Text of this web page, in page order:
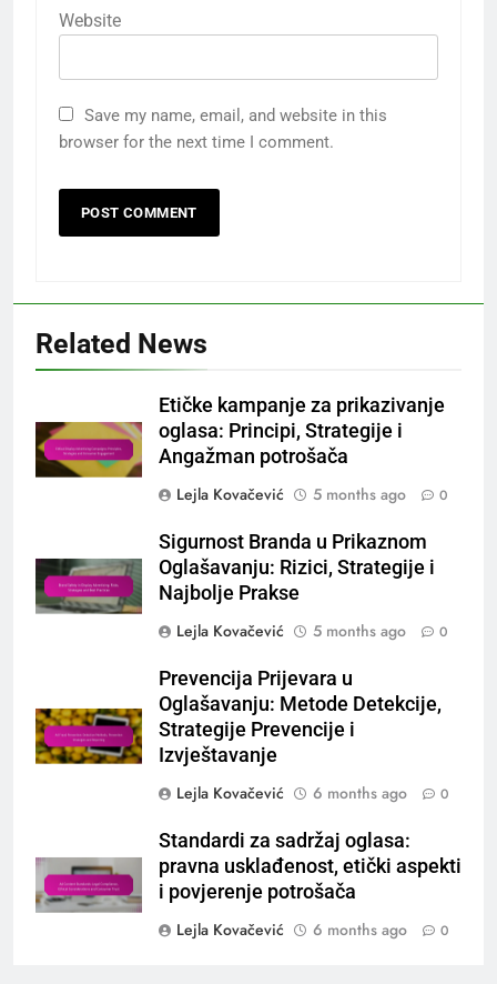
Website
Save my name, email, and website in this
browser for the next time I comment.
Related News
Etičke kampanje za prikazivanje
oglasa: Principi, Strategije i
Angažman potrošača
Lejla Kovačević
5 months ago 0
Sigurnost Branda u Prikaznom
Oglašavanju: Rizici, Strategije i
Najbolje Prakse
Lejla Kovačević
5 months ago 0
Prevencija Prijevara u
Oglašavanju: Metode Detekcije,
Strategije Prevencije i
Izvještavanje
Lejla Kovačević
6 months ago 0
Standardi za sadržaj oglasa:
pravna usklađenost, etički aspekti
i povjerenje potrošača
Lejla Kovačević
6 months ago 0